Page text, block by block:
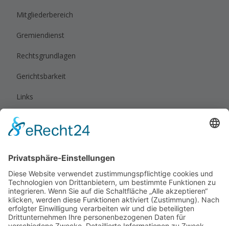
Mitgliederbereich
Gremiendienst
Rechtsgrundlagen
Gerichtsbarkeit
Links
Datenschutz
Privatsphäre-Einstellungen